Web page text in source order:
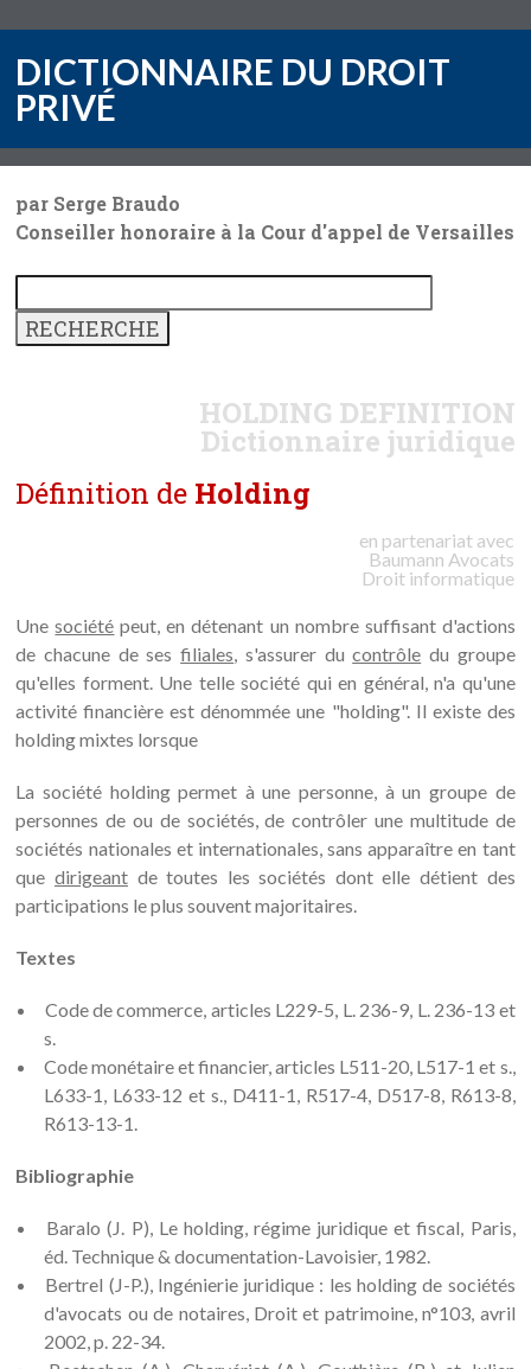
DICTIONNAIRE DU DROIT
PRIVÉ
par Serge Braudo
Conseiller honoraire à la Cour d'appel de Versailles
HOLDING DEFINITION
Dictionnaire juridique
Définition de Holding
en partenariat avec
Baumann Avocats
Droit informatique
Unesociété peut, en détenant un nombre suffisant d'actions
de chacune de sesfiliales, s'assurer ducontrôle du groupe
qu'elles forment. Une telle société qui en général, n'a qu'une
activité financière est dénommée une "holding". Il existe des
holding mixtes lorsque
La société holding permet à une personne, à un groupe de
personnes de ou de sociétés, de contrôler une multitude de
sociétés nationales et internationales, sans apparaître en tant
quedirigeant de toutes les sociétés dont elle détient des
participations le plus souvent majoritaires.
Textes
Code de commerce, articles L229-5, L. 236-9, L. 236-13 et
s.
Code monétaire et financier, articles L511-20, L517-1 et s.,
L633-1, L633-12 et s., D411-1, R517-4, D517-8, R613-8,
R613-13-1.
Bibliographie
Baralo (J. P), Le holding, régime juridique et fiscal, Paris,
éd. Technique & documentation-Lavoisier, 1982.
Bertrel (J-P.), Ingénierie juridique : les holding de sociétés
d'avocats ou de notaires, Droit et patrimoine, n°103, avril
2002, p. 22-34.